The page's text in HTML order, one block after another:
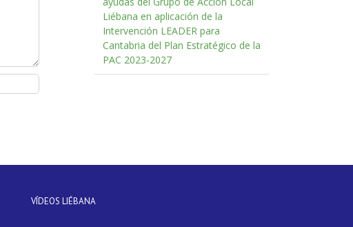
Liébana en aplicación de la
Intervención LEADER para
Cantabria del Plan Estratégico de la
PAC 2023-2027
VÍDEOS LIÉBANA